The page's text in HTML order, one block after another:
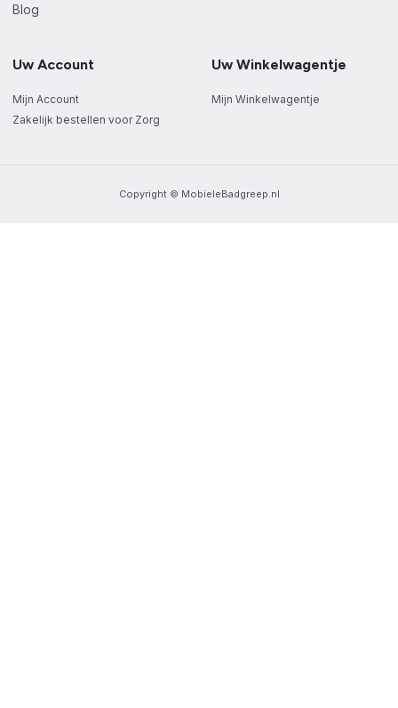
Blog
Uw Account
Mijn Account
Zakelijk bestellen voor Zorg
Uw Winkelwagentje
Mijn Winkelwagentje
Copyright © MobieleBadgreep.nl